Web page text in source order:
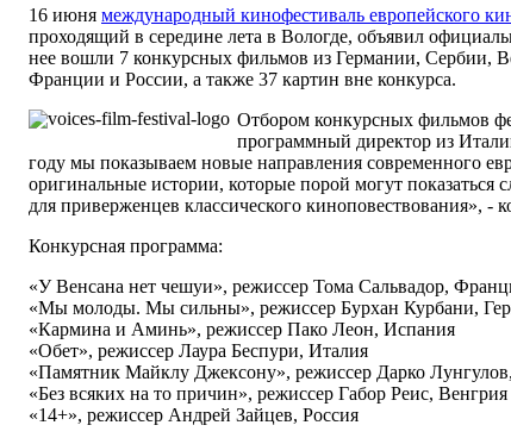
16 июня международный кинофестиваль европейского
проходящий в середине лета в Вологде, объявил
нее вошли 7 конкурсных фильмов из Германии, Сербии,
Франции и России, а также 37 картин вне конкурса.
Отбором конкурсных фильмов
программный директор из
году мы показываем новые направления современного
оригинальные истории, которые порой могут
для приверженцев классического киноповествования», -
Конкурсная программа:
«У Венсана нет чешуи», режиссер Тома Сальвадор,
«Мы молоды. Мы сильны», режиссер Бурхан Курбани,
«Кармина и Аминь», режиссер Пако Леон, Испания
«Обет», режиссер Лаура Беспури, Италия
«Памятник Майклу Джексону», режиссер Дарко
«Без всяких на то причин», режиссер Габор Реис, Венгрия
«14+», режиссер Андрей Зайцев, Россия